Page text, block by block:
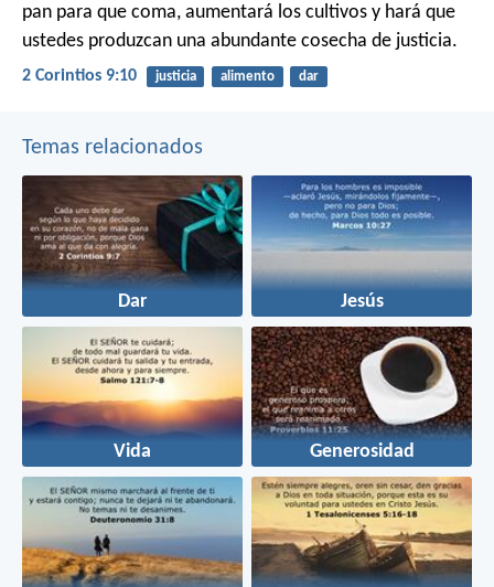
pan para que coma, aumentará los cultivos y hará que
ustedes produzcan una abundante cosecha de justicia.
2 Corintios 9:10 justicia alimento dar
Temas relacionados
Dar Jesús
Vida Generosidad